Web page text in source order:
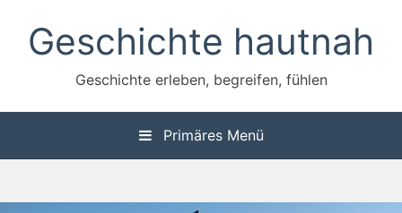
Inhalt
springenGeschichte hautnah
Geschichte erleben, begreifen, fühlen
Primäres Menü